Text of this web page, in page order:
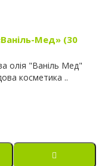
Мед» (30
олія "Ваніль Мед"
косметика ..